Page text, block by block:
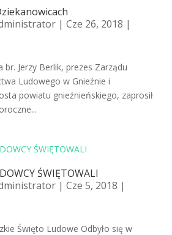
| Cze 26, 2018 |
br. Jerzy Berlik, prezes Zarządu
Ludowego w Gnieźnie i
powiatu gnieźnieńskiego, zaprosił
ŚWIĘTOWALI
| Cze 5, 2018 |
Święto Ludowe Odbyło się w